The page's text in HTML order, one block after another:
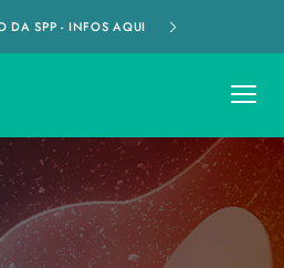
DA SPP - INFOS AQUI